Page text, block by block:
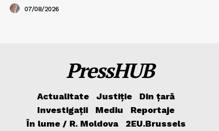
07/08/2026
PressHUB
Actualitate Justiție
Din țară
Investigații
Mediu
Reportaje
În lume / R. Moldova
2EU.Brussels